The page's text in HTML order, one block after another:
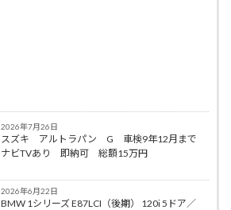
2026年7月26日
スズキ アルトラパン G 車検9年12月まで
ナビTVあり 即納可 総額15万円
2026年6月22日
BMW 1シリーズ E87LCI（後期） 120i 5ドア／